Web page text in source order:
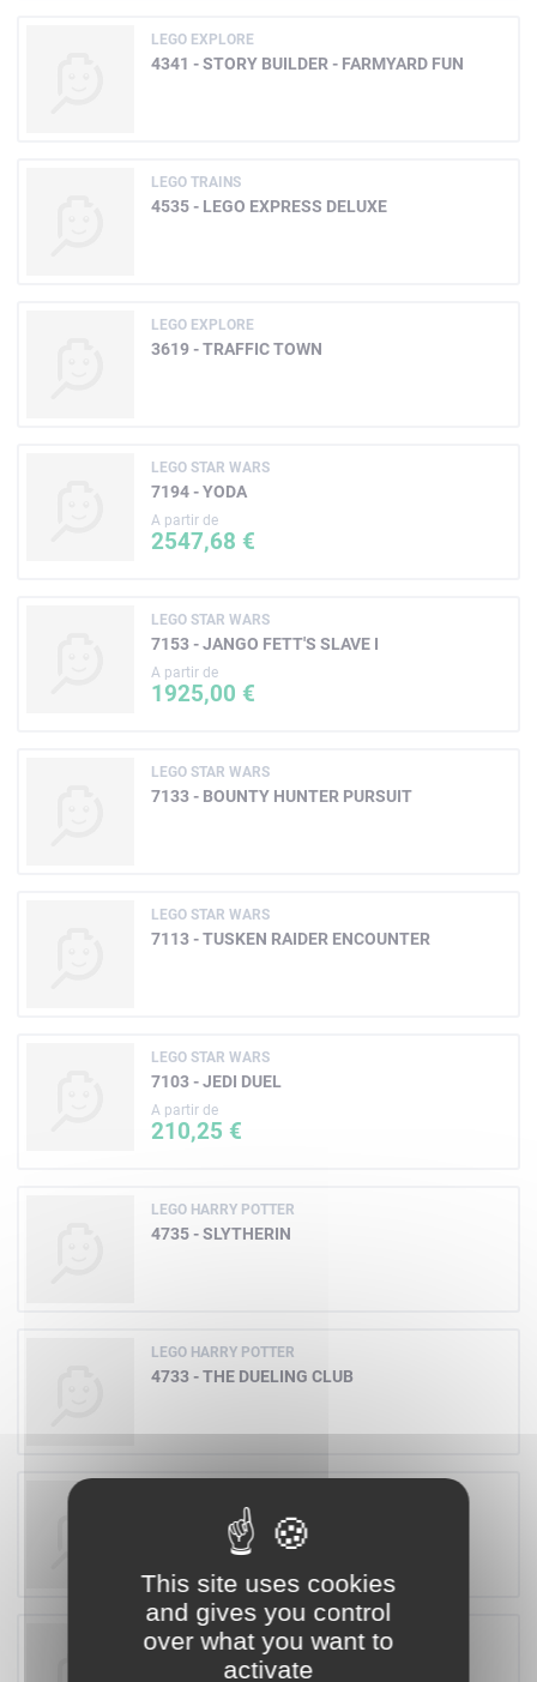
LEGO EXPLORE
4341 - STORY BUILDER - FARMYARD FUN
LEGO TRAINS
4535 - LEGO EXPRESS DELUXE
LEGO EXPLORE
3619 - TRAFFIC TOWN
LEGO STAR WARS
7194 - YODA
A partir de
2547,68 €
LEGO STAR WARS
7153 - JANGO FETT'S SLAVE I
A partir de
1925,00 €
LEGO STAR WARS
7133 - BOUNTY HUNTER PURSUIT
LEGO STAR WARS
7113 - TUSKEN RAIDER ENCOUNTER
LEGO STAR WARS
7103 - JEDI DUEL
A partir de
210,25 €
LEGO HARRY POTTER
4735 - SLYTHERIN
LEGO HARRY POTTER
4733 - THE DUELING CLUB
4729 - DUMBLEDORE'S OFFICE
LEGO HARRY POTTER
4726 - QUIDDITCH PRACTICE
This site uses cookies
and gives you control
over what you want to
activate